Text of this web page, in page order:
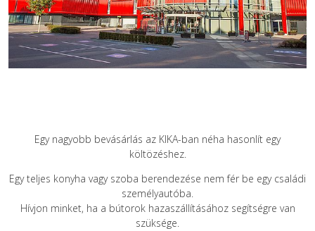
Egy nagyobb bevásárlás az KIKA-ban néha hasonlít egy
költözéshez.
Egy teljes konyha vagy szoba berendezése nem fér be egy családi
személyautóba.
Hívjon minket, ha a bútorok hazaszállításához segítségre van
szüksége.